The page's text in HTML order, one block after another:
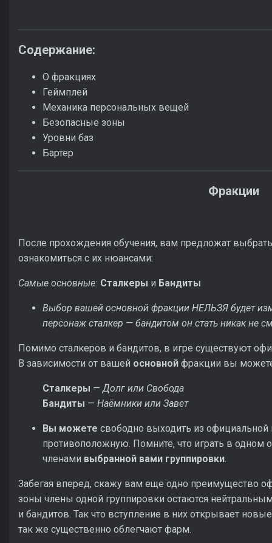
Содержание:
О фракциях
Геймплей
Механика персональных вещей
Безопасные зоны
Уровни баз
Бартер
Фракции
После прохождения обучения, вам предложат
ознакомиться с их нюансами:
Самые основные: Сталкеры и Бандиты
Выбор вашей основной фракции НЕЛЬЗЯ будет
персонаж сталкер — бандитом он стать никак не
Помимо сталкеров и бандитов, в игре существуют
В зависимости от вашей основной фракции вы
Сталкеры — Долг или Свобода
Бандиты — Наёмники или Завет
Вы можете свободно выходить из официальной
противоположную. Помните, что играть в одном
членами выбранной вами группировки.
Забегая вперед, скажу вам еще одно преимущество
зоны члены одной группировки остаются
и бандитов. Так что вступление в них открывает
так же существенно облегчают фарм.